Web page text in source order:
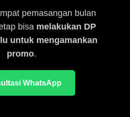
pemasangan bulan
bisa melakukan DP
untuk mengamankan
promo.
WhatsApp